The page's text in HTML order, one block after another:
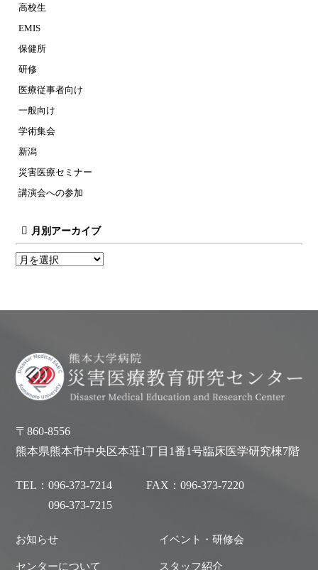
高校生
EMIS
保健所
研修
医療従事者向け
一般向け
学術集会
新潟
災害医療セミナー
講演会への参加
月別アーカイブ
〒860-8556
熊本県熊本市中央区本荘1丁目1番1号臨床医学研究棟7階
TEL：096-373-7214
096-373-7215
FAX：096-373-7220
お知らせ
センターについて
イベント・研修会
スタッフ紹介